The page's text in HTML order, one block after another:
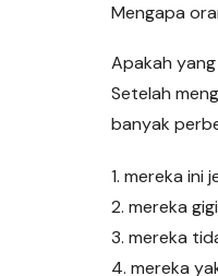
Mengapa
Apakah
Setelah
banyak
1. mereka ini
2. mereka
3. mereka
4. mereka